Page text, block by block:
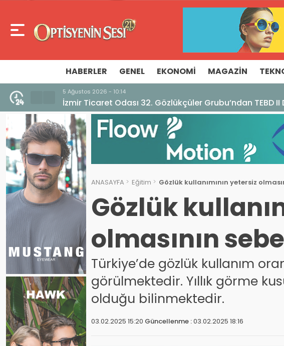
HABERLER GENEL EKONOMI MAGAZIN
5 Ağustos 2026 - 10:14
İzmir Ticaret Odası 32. Gözlükçüler Grubu’ndan TEBD
ANASAYFA Eğitim Gözlük kullanımının yetersiz
Gözlük
olmasının
Türkiye’de gözlük kullanım
görülmektedir. Yıllık görme
olduğu bilinmektedir.
03.02.2025 15:20 Güncellenme :03.02.2025 18:16